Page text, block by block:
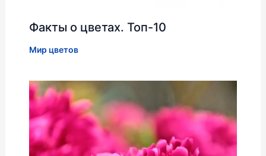
Факты о цветах. Топ-10
Мир цветов